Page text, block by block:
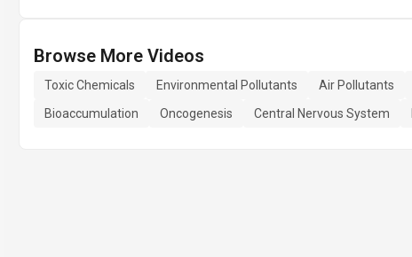
Browse More Videos
Toxic Chemicals Environmental Pollutants Air Pollutants
Bioaccumulation
Oncogenesis Central Nervous System